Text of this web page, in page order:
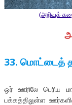
(அறிவுக்
33. மொட்டைத்
ஒர் ஊரிலே பெரிய
பக்கத்திலுள்ள